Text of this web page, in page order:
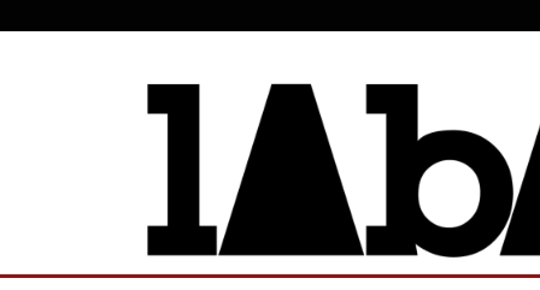
to